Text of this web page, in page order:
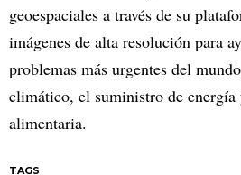
geoespaciales a través de su
imágenes de alta resolución para
problemas más urgentes del
climático, el suministro de energía
alimentaria.
TAGS